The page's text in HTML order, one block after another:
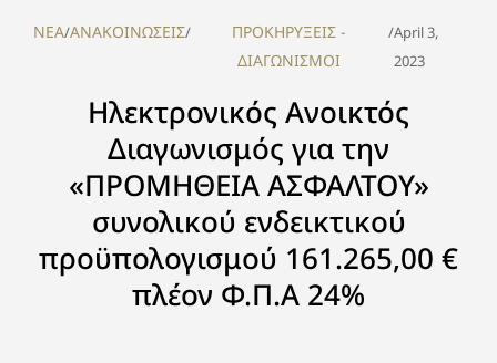
NEA/ΑΝΑΚΟΙΝΩΣΕΙΣ/
ΠΡΟΚΗΡΥΞΕΙΣ -
ΔΙΑΓΩΝΙΣΜΟΙ
/April 3,
2023
Ηλεκτρονικός Ανοικτός
Διαγωνισμός για την
«ΠΡΟΜΗΘΕΙΑ ΑΣΦΑΛΤΟΥ»
συνολικού ενδεικτικού
προϋπολογισμού 161.265,00 €
πλέον Φ.Π.Α 24%